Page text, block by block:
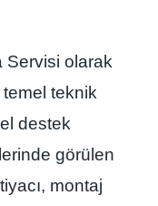
Servisi olarak
temel teknik
destek
görülen
montaj